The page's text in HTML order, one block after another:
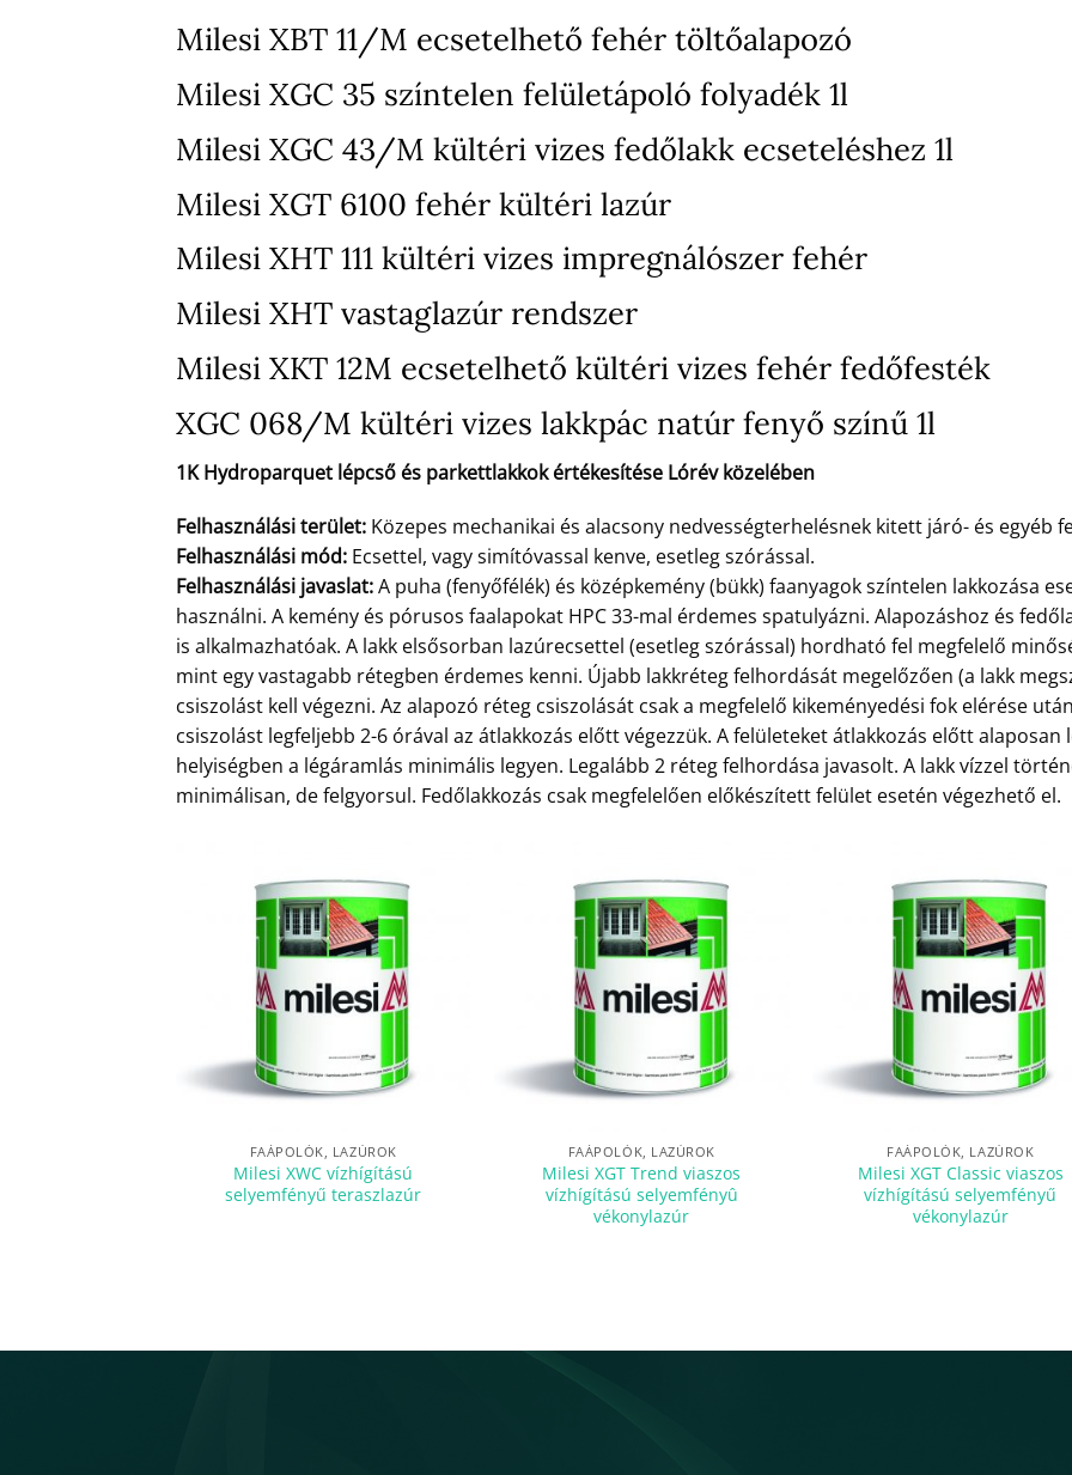
Milesi XBT 11/M ecsetelhető fehér töltőalapozó
Milesi XGC 35 színtelen felületápoló folyadék 1l
Milesi XGC 43/M kültéri vizes fedőlakk ecseteléshez 1l
Milesi XGT 6100 fehér kültéri lazúr
Milesi XHT 111 kültéri vizes impregnálószer fehér
Milesi XHT vastaglazúr rendszer
Milesi XKT 12M ecsetelhető kültéri vizes fehér fedőfesték
XGC 068/M kültéri vizes lakkpác natúr fenyő színű 1l
1K Hydroparquet lépcső és parkettlakkok értékesítése Lórév közelében
Felhasználási terület: Közepes mechanikai és alacsony nedvességterhelésnek kitett járó- és egyéb
Felhasználási mód: Ecsettel, vagy simítóvassal kenve, esetleg szórással.
Felhasználási javaslat:A puha (fenyőfélék) és középkemény (bükk) faanyagok színtelen lakkozása
használni. A kemény és pórusos faalapokat HPC 33-mal érdemes spatulyázni. Alapozáshoz és
is alkalmazhatóak. A lakk elsősorban lazúrecsettel (esetleg szórással) hordható fel megfelelő
mint egy vastagabb rétegben érdemes kenni. Újabb lakkréteg felhordását megelőzően (a lakk
csiszolást kell végezni. Az alapozó réteg csiszolását csak a megfelelő kikeményedési fok elérése
csiszolást legfeljebb 2-6 órával az átlakkozás előtt végezzük. A felületeket átlakkozás előtt
helyiségben a légáramlás minimális legyen. Legalább 2 réteg felhordása javasolt. A lakk vízzel
minimálisan, de felgyorsul. Fedőlakkozás csak megfelelően előkészített felület esetén végezhető el.
FAÁPOLÓK, LAZÚROK
Milesi XWC vízhígítású
selyemfényű teraszlazúr
FAÁPOLÓK, LAZÚROK
Milesi XGT Trend viaszos
vízhígítású selyemfényû
vékonylazúr
FAÁPOLÓK, LAZÚROK
Milesi XGT Classic viaszos
vízhígítású selyemfényű
vékonylazúr